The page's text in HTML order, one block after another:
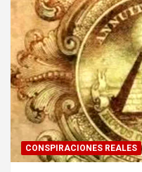
CONSPIRACIONES REALES